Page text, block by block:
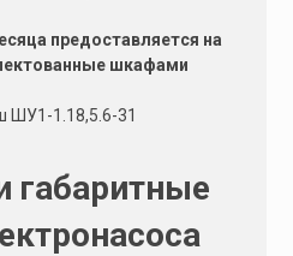
предоставляется на
шкафами
ШУ1-1.18,5.6-31
габаритные